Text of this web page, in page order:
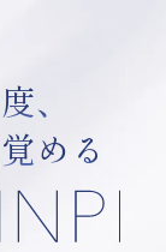
度、
覚め る